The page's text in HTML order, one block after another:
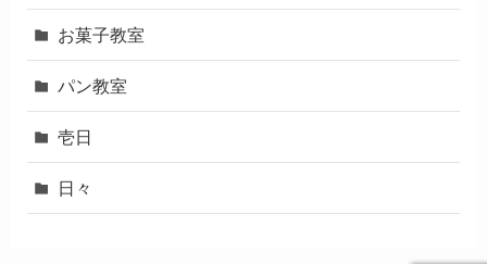
お菓子教室
パン教室
壱日
日々